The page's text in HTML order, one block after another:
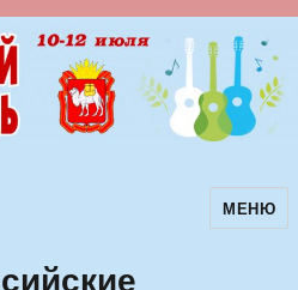
авторскойМЕНЮ